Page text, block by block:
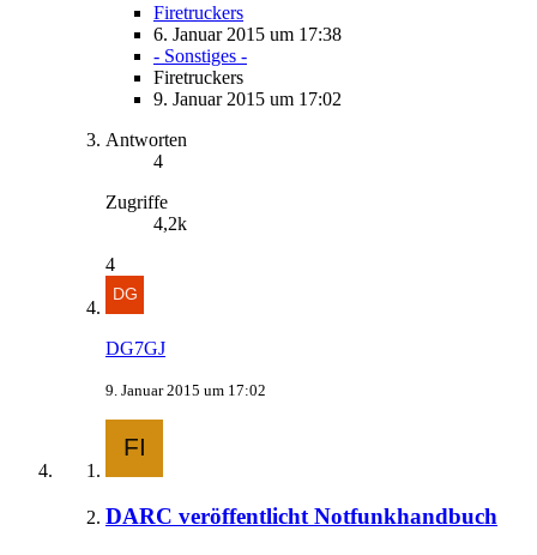
Firetruckers
6. Januar 2015 um 17:38
- Sonstiges -
Firetruckers
9. Januar 2015 um 17:02
Antworten
4
Zugriffe
4,2k
4
DG7GJ
9. Januar 2015 um 17:02
DARC veröffentlicht Notfunkhandbuch